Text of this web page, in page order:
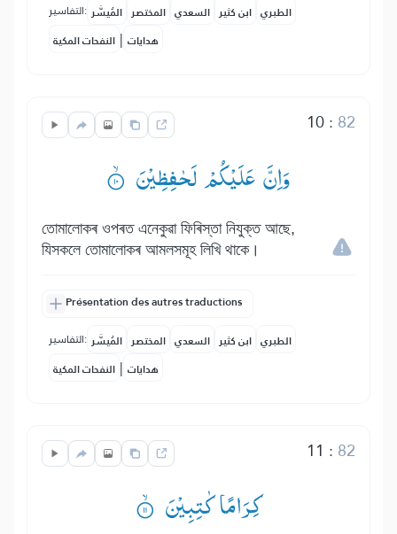
التفاسير: المُيسَّر المختصر السعدي ابن كثير الطبري
النفحات المكية | هدايات
10: 82
وَاِنَّ عَلَیْكُمْ لَحٰفِظِیْنَ ۟ۙ
তোমালোকৰ ওপৰত এনেকুৱা ফিৰিস্তা নিযুক্ত আছে,
যিসকলে তোমালোকৰ আমলসমূহ লিখি থাকে।
Présentation des autres traductions
التفاسير: المُيسَّر المختصر السعدي ابن كثير الطبري
النفحات المكية | هدايات
11 : 82
كِرَامًا كٰتِبِیْنَ ۟ۙ